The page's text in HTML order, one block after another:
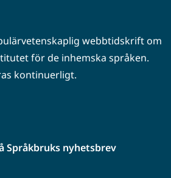
webbtidskrift om
för de inhemska språken.
kontinuerligt.
Språkbruks nyhetsbrev